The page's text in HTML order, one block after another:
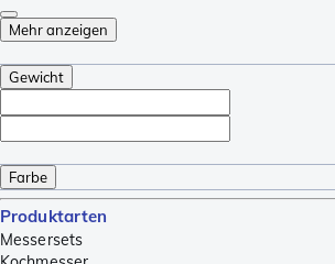
Mehr anzeigen
Gewicht
Farbe
Produktarten
Messersets